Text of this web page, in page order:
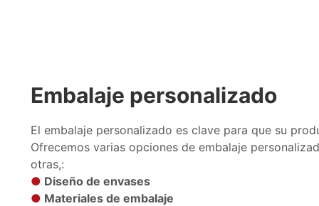
Embalaje personalizado
El embalaje personalizado es clave para que su
Ofrecemos varias opciones de embalaje
otras,:
● Diseño de envases
● Materiales de embalaje